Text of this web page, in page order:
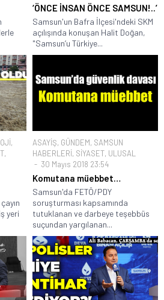
‘ÖNCE İNSAN ÖNCE SAMSUN!..’
Samsun'un Bafra İlçesi'ndeki SKM
açılışında konuşan Halit Doğan,
"Samsun’u Türkiye...
,
,
yeri
ASAYİŞ, GÜNDEM, SAMSUN
HABERLERİ, SİYASET, ULUSAL
30 Mayıs 2018 23:54
Komutana müebbet…
Samsun'da FETÖ/PDY
soruşturması kapsamında
tutuklanan ve darbeye teşebbüs
suçundan yargılanan...